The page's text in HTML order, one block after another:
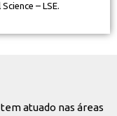
– LSE.
atuado nas áreas